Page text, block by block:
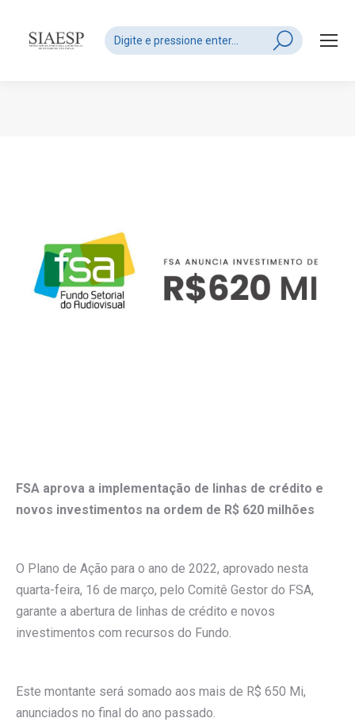
Search:
FSA aprova a implementação de linhas de crédito e
novos investimentos na ordem de R$ 620 milhões
O Plano de Ação para o ano de 2022, aprovado nesta
quarta-feira, 16 de março, pelo Comitê Gestor do FSA,
garante a abertura de linhas de crédito e novos
investimentos com recursos do Fundo.
Este montante será somado aos mais de R$ 650 Mi,
anunciados no final do ano passado.